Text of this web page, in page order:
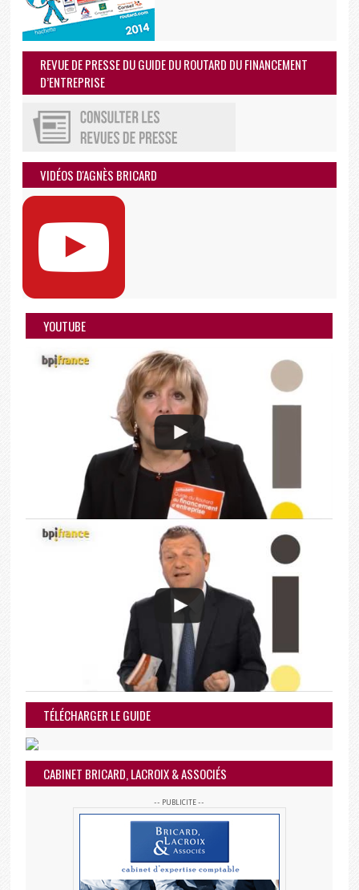
REVUE DE PRESSE DU GUIDE DU ROUTARD DU FINANCEMENT
D’ENTREPRISE
VIDÉOS D'AGNÈS BRICARD
YOUTUBE
TÉLÉCHARGER LE GUIDE
CABINET BRICARD, LACROIX & ASSOCIÉS
-- PUBLICITE --